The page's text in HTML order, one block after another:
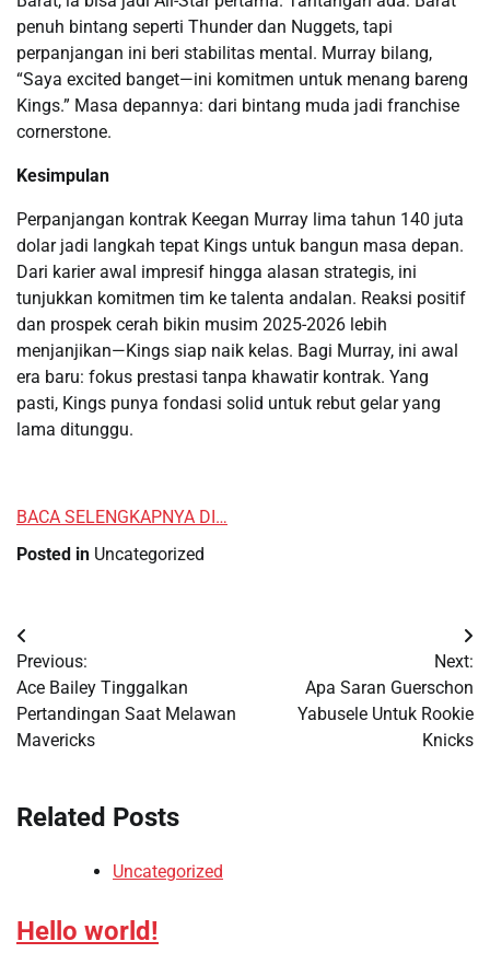
penuh bintang seperti Thunder dan Nuggets, tapi
perpanjangan ini beri stabilitas mental. Murray bilang,
“Saya excited banget—ini komitmen untuk menang bareng
Kings.” Masa depannya: dari bintang muda jadi franchise
cornerstone.
Kesimpulan
Perpanjangan kontrak Keegan Murray lima tahun 140 juta
dolar jadi langkah tepat Kings untuk bangun masa depan.
Dari karier awal impresif hingga alasan strategis, ini
tunjukkan komitmen tim ke talenta andalan. Reaksi positif
dan prospek cerah bikin musim 2025-2026 lebih
menjanjikan—Kings siap naik kelas. Bagi Murray, ini awal
era baru: fokus prestasi tanpa khawatir kontrak. Yang
pasti, Kings punya fondasi solid untuk rebut gelar yang
lama ditunggu.
BACA SELENGKAPNYA DI…
Posted in Uncategorized
Post
navigation
Previous:
Ace Bailey Tinggalkan
Pertandingan Saat Melawan
Mavericks
Next:
Apa Saran Guerschon
Yabusele Untuk Rookie
Knicks
Related Posts
Uncategorized
Hello world!